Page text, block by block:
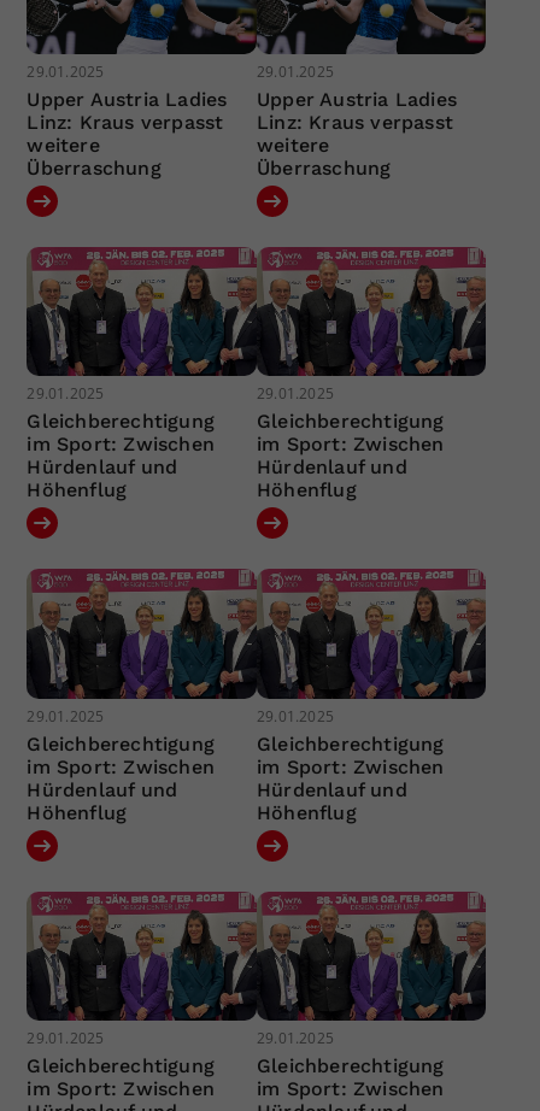
29.01.2025
Upper Austria Ladies
Linz: Kraus verpasst
weitere
Überraschung
29.01.2025
Upper Austria Ladies
Linz: Kraus verpasst
weitere
Überraschung
29.01.2025
Gleichberechtigung
im Sport: Zwischen
Hürdenlauf und
Höhenflug
29.01.2025
Gleichberechtigung
im Sport: Zwischen
Hürdenlauf und
Höhenflug
29.01.2025
Gleichberechtigung
im Sport: Zwischen
Hürdenlauf und
Höhenflug
29.01.2025
Gleichberechtigung
im Sport: Zwischen
Hürdenlauf und
Höhenflug
29.01.2025
Gleichberechtigung
im Sport: Zwischen
29.01.2025
Gleichberechtigung
im Sport: Zwischen